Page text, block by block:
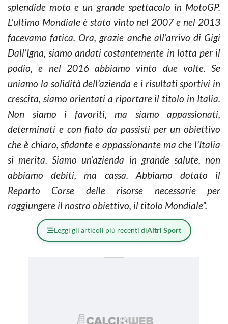
splendide moto e un grande spettacolo in MotoGP.
L’ultimo Mondiale è stato vinto nel 2007 e nel 2013
facevamo fatica. Ora, grazie anche all’arrivo di Gigi
Dall’Igna, siamo andati costantemente in lotta per il
podio, e nel 2016 abbiamo vinto due volte. Se
uniamo la solidità dell’azienda e i risultati sportivi in
crescita, siamo orientati a riportare il titolo in Italia.
Non siamo i favoriti, ma siamo appassionati,
determinati e con fiato da passisti per un obiettivo
che è chiaro, sfidante e appassionante ma che l’Italia
si merita. Siamo un’azienda in grande salute, non
abbiamo debiti, ma cassa. Abbiamo dotato il
Reparto Corse delle risorse necessarie per
raggiungere il nostro obiettivo, il titolo Mondiale”.
Leggi gli articoli più recenti diAltri Sport